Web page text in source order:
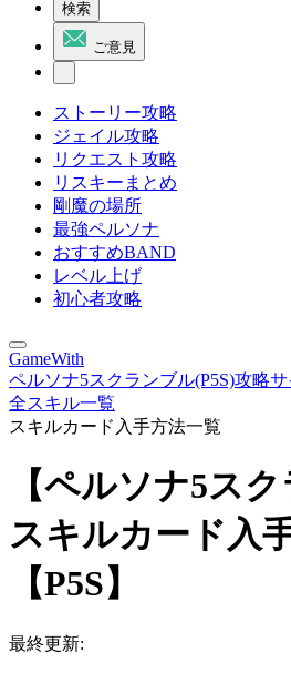
検索
ご意見
ストーリー攻略
ジェイル攻略
リクエスト攻略
リスキーまとめ
剛魔の場所
最強ペルソナ
おすすめBAND
レベル上げ
初心者攻略
GameWith
ペルソナ5スクランブル(P5S)攻略サ
全スキル一覧
スキルカード入手方法一覧
【ペルソナ5スク
スキルカード入
【P5S】
最終更新: